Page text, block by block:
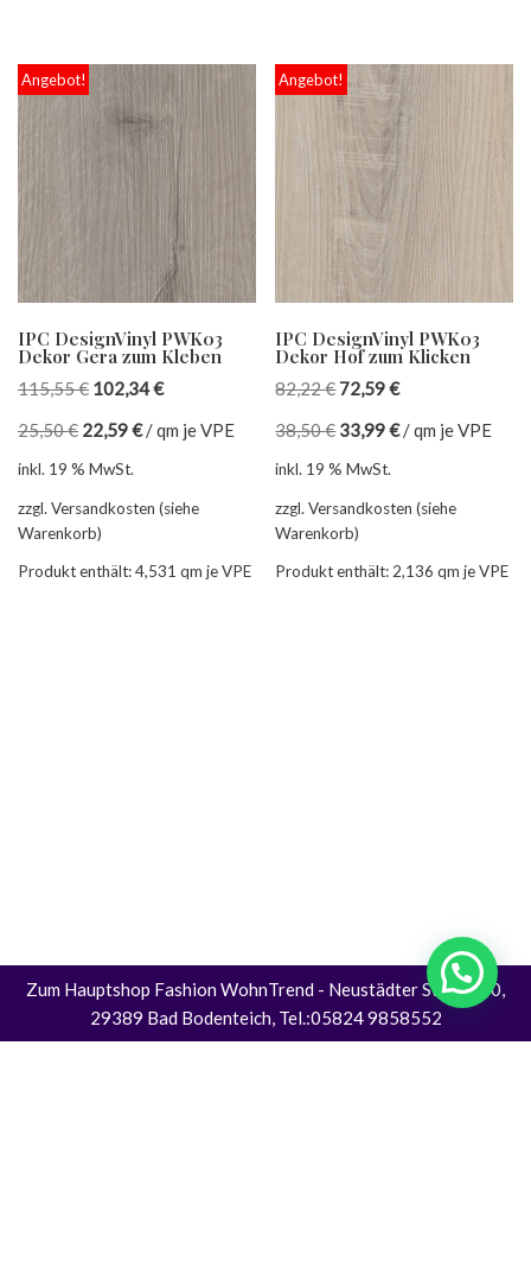
Angebot!
IPC DesignVinyl PWK03
Dekor Gera zum Kleben
115,55€ 102,34€
25,50€ 22,59€/qm je VPE
inkl. 19 % MwSt.
zzgl. Versandkosten (siehe
Warenkorb)
Produkt enthält: 4,531 qm je VPE
Angebot!
IPC DesignVinyl PWK03
Dekor Hof zum Klicken
82,22€ 72,59€
38,50€ 33,99€/qm je VPE
inkl. 19 % MwSt.
zzgl. Versandkosten (siehe
Warenkorb)
Produkt enthält: 2,136qm je VPE
Zum Hauptshop Fashion WohnTrend - Neustädter Straße 30,
29389 Bad Bodenteich, Tel.:05824 9858552